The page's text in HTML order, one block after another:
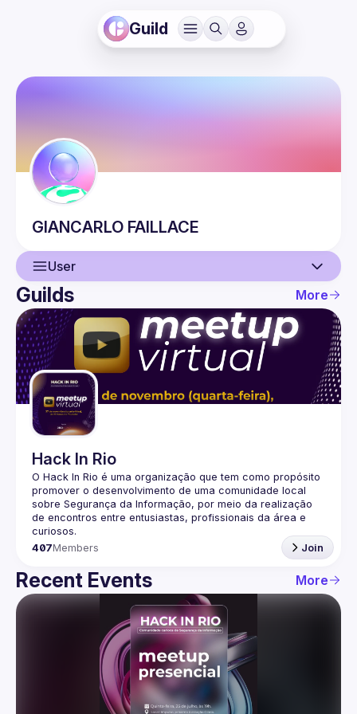
Guild
GIANCARLO FAILLACE
User
User
Events
Guilds
Guilds More
Hack In Rio
O Hack In Rio é uma organização que tem como propósito
promover o desenvolvimento de uma comunidade local
sobre Segurança da Informação, por meio da realização
de encontros entre entusiastas, profissionais da área e
407Members Join
Recent Events More